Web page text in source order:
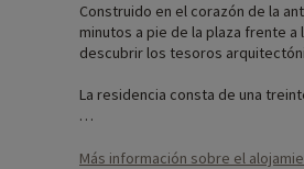
Construido en el corazón de la
minutos a pie de la plaza frente
descubrir los tesoros
La residencia consta de una
Más información sobre el